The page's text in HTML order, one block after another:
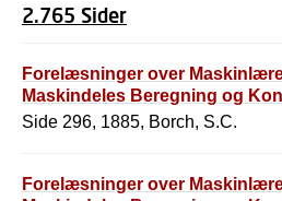
2.765 Sider
Forelæsninger over
Maskindeles Beregning og
Side 296, 1885, Borch, S.C.
Forelæsninger over